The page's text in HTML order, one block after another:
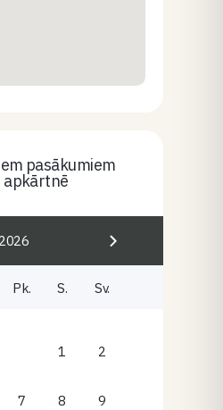
pasākumiem
apkārtnē
2026
Pk. S. Sv.
1 2
7 8 9